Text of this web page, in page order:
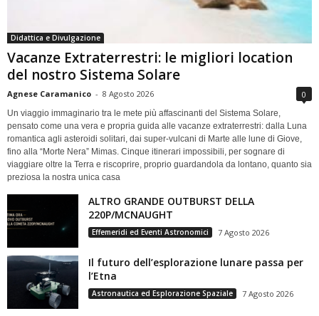
Didattica e Divulgazione
Vacanze Extraterrestri: le migliori location
del nostro Sistema Solare
Agnese Caramanico - 8 Agosto 2026 0
Un viaggio immaginario tra le mete più affascinanti del Sistema Solare,
pensato come una vera e propria guida alle vacanze extraterrestri: dalla Luna
romantica agli asteroidi solitari, dai super-vulcani di Marte alle lune di Giove,
fino alla “Morte Nera” Mimas. Cinque itinerari impossibili, per sognare di
viaggiare oltre la Terra e riscoprire, proprio guardandola da lontano, quanto sia
preziosa la nostra unica casa
ALTRO GRANDE OUTBURST DELLA
220P/MCNAUGHT
Effemeridi ed Eventi Astronomici 7 Agosto 2026
Il futuro dell’esplorazione lunare passa per
l’Etna
Astronautica ed Esplorazione Spaziale 7 Agosto 2026